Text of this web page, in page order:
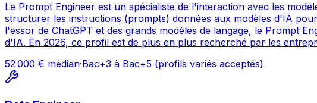
Le Prompt Engineer est un spécialiste de l'interaction avec les
structurer les instructions (prompts) données aux modèles d'IA
l'essor de ChatGPT et des grands modèles de langage, le Prompt
d'IA. En 2026, ce profil est de plus en plus recherché par les
52 000 € médian·Bac+3 à Bac+5 (profils variés acceptés)